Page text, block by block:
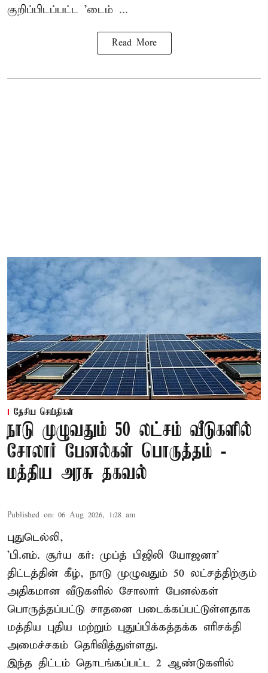
குறிப்பிடப்பட்ட 'டைம் ...
Read More
தேசிய செய்திகள்
நாடு முழுவதும் 50 லட்சம் வீடுகளில்
சோலார் பேனல்கள் பொருத்தம் -
மத்திய அரசு தகவல்
Published on: 06 Aug 2026, 1:28 am
புதுடெல்லி,
'பி.எம். சூர்ய கர்: முப்த் பிஜிலி யோஜனா'
திட்டத்தின் கீழ், நாடு முழுவதும் 50 லட்சத்திற்கும்
அதிகமான வீடுகளில் சோலார் பேனல்கள்
பொருத்தப்பட்டு சாதனை படைக்கப்பட்டுள்ளதாக
மத்திய புதிய மற்றும் புதுப்பிக்கத்தக்க எரிசக்தி
அமைச்சகம் தெரிவித்துள்ளது.
இந்த திட்டம் தொடங்கப்பட்ட 2 ஆண்டுகளில்